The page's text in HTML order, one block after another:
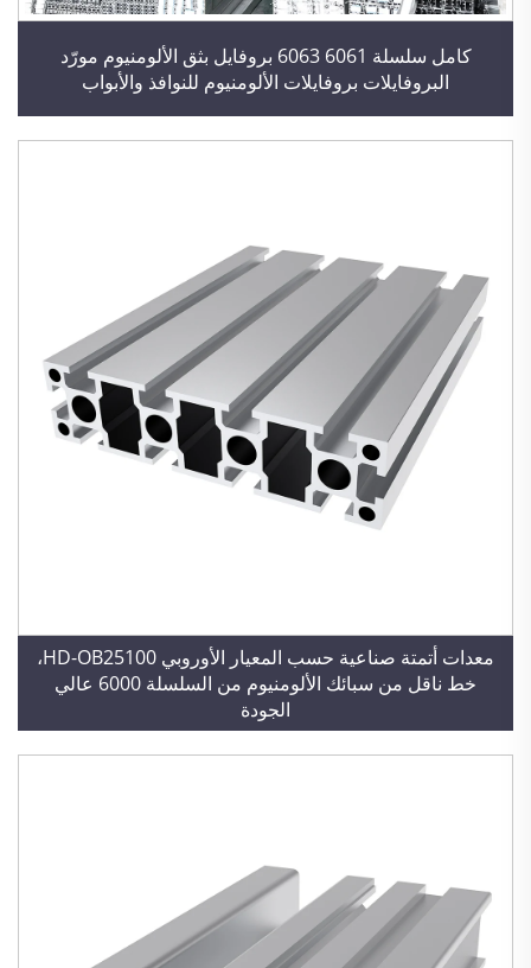
كامل سلسلة 6061 6063 بروفايل بثق الألومنيوم مورّد
البروفايلات بروفايلات الألومنيوم للنوافذ والأبواب
معدات أتمتة صناعية حسب المعيار الأوروبي HD-OB25100،
خط ناقل من سبائك الألومنيوم من السلسلة 6000 عالي
الجودة